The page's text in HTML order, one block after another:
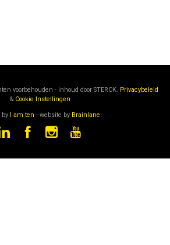
voorbehouden - Inhoud door STERCK. Privacybeleid
& Cookie Instellingen
by I am ten - website by Brainlane